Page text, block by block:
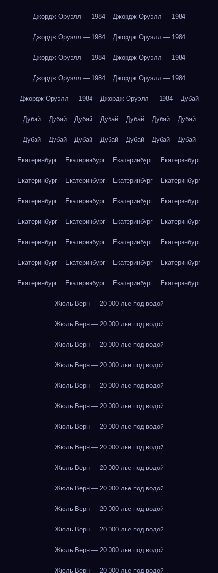
Джордж Оруэлл — 1984 Джордж Оруэлл — 1984
Джордж Оруэлл — 1984 Джордж Оруэлл — 1984
Джордж Оруэлл — 1984 Джордж Оруэлл — 1984
Джордж Оруэлл — 1984 Джордж Оруэлл — 1984
Джордж Оруэлл — 1984 Джордж Оруэлл — 1984 Дубай
Дубай Дубай Дубай Дубай Дубай Дубай Дубай
Дубай Дубай Дубай Дубай Дубай Дубай Дубай
Екатеринбург Екатеринбург Екатеринбург Екатеринбург
Екатеринбург Екатеринбург Екатеринбург Екатеринбург
Екатеринбург Екатеринбург Екатеринбург Екатеринбург
Екатеринбург Екатеринбург Екатеринбург Екатеринбург
Екатеринбург Екатеринбург Екатеринбург Екатеринбург
Екатеринбург Екатеринбург Екатеринбург Екатеринбург
Екатеринбург Екатеринбург Екатеринбург Екатеринбург
Жюль Верн — 20 000 лье под водой
Жюль Верн — 20 000 лье под водой
Жюль Верн — 20 000 лье под водой
Жюль Верн — 20 000 лье под водой
Жюль Верн — 20 000 лье под водой
Жюль Верн — 20 000 лье под водой
Жюль Верн — 20 000 лье под водой
Жюль Верн — 20 000 лье под водой
Жюль Верн — 20 000 лье под водой
Жюль Верн — 20 000 лье под водой
Жюль Верн — 20 000 лье под водой
Жюль Верн — 20 000 лье под водой
Жюль Верн — 20 000 лье под водой
Жюль Верн — 20 000 лье под водой